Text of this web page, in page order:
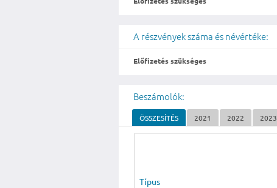
A részvények száma és névértéke:
Előfizetés szükséges
Beszámolók:
ÖSSZESÍTÉS 2021 2022 2023
Típus